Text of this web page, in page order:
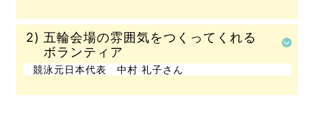
2) 五輪会場の雰囲気をつくってくれる
ボランティア
競泳元日本代表 中村 礼子さん